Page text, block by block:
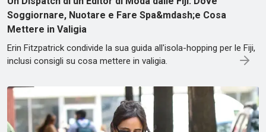
Soggiornare, Nuotare e Fare Spa&mdash;e Cosa
Mettere in Valigia
Erin Fitzpatrick condivide la sua guida all'isola-hopping per le Fiji,
inclusi consigli su cosa mettere in valigia.